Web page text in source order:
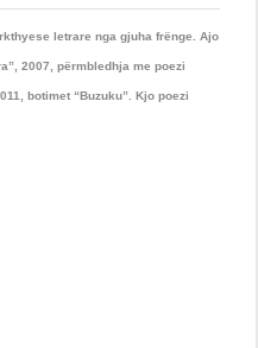
letrare nga gjuha frënge. Ajo
2007, përmbledhja me poezi
botimet “Buzuku”. Kjo poezi